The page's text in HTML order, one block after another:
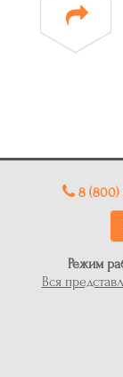
8 (800)
Режим
Вся